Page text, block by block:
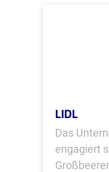
LIDL
Das
engagiert